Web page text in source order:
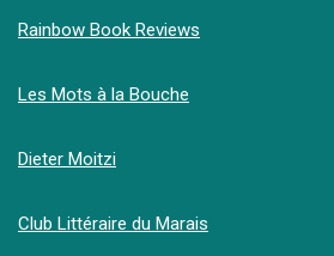
Rainbow Book Reviews
Les Mots à la Bouche
Dieter Moitzi
Club Littéraire du Marais